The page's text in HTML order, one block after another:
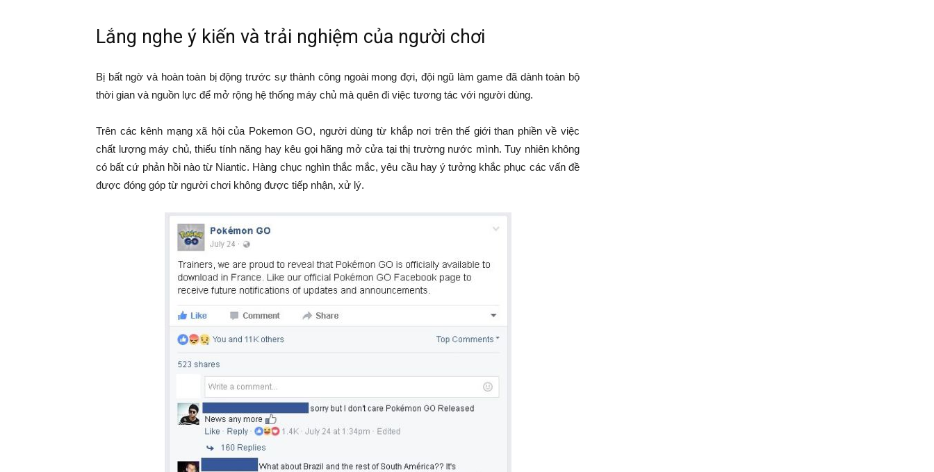
Lắng nghe ý kiến và trải nghiệm của người chơi
Bị bất ngờ và hoàn toàn bị động trước sự thành công ngoài mong đợi, đội ngũ làm game đã dành toàn bộ
thời gian và nguồn lực để mở rộng hệ thống máy chủ mà quên đi việc tương tác với người dùng.
Trên các kênh mạng xã hội của Pokemon GO, người dùng từ khắp nơi trên thế giới than phiền về việc
chất lượng máy chủ, thiếu tính năng hay kêu gọi hãng mở cửa tại thị trường nước mình. Tuy nhiên không
có bất cứ phản hồi nào từ Niantic. Hàng chục nghìn thắc mắc, yêu cầu hay ý tưởng khắc phục các vấn đề
được đóng góp từ người chơi không được tiếp nhận, xử lý.